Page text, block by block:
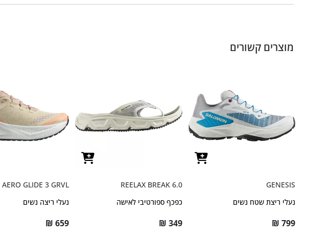
מוצרים קשורים
GENESIS
נעלי ריצת שטח נשים
₪ 799
REELAX BREAK 6.0
כפכף ספורטיבי לאישה
₪ 349
AERO GLIDE 3 GRVL
נעלי ריצה נשים
₪ 659